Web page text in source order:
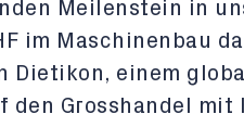
Meilenstein in
im Maschinenbau
in Dietikon, einem
den Grosshandel mit